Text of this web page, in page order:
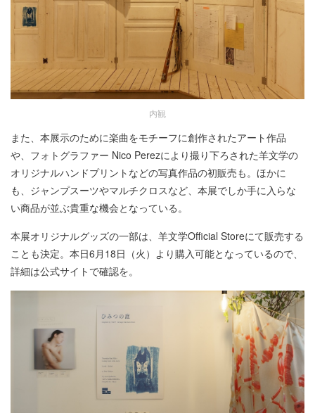
内観
また、本展示のために楽曲をモチーフに創作されたアート作品
や、フォトグラファー Nico Perezにより撮り下ろされた羊文学の
オリジナルハンドプリントなどの写真作品の初販売も。ほかに
も、ジャンプスーツやマルチクロスなど、本展でしか手に入らな
い商品が並ぶ貴重な機会となっている。
本展オリジナルグッズの一部は、羊文学Official Storeにて販売する
ことも決定。本日6月18日（火）より購入可能となっているので、
詳細は公式サイトで確認を。